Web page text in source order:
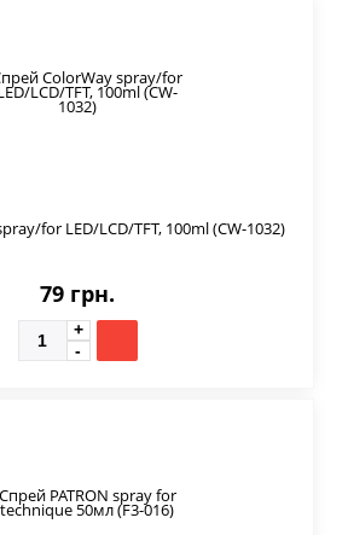
for LED/LCD/TFT, 100ml (CW-1032)
79 грн.